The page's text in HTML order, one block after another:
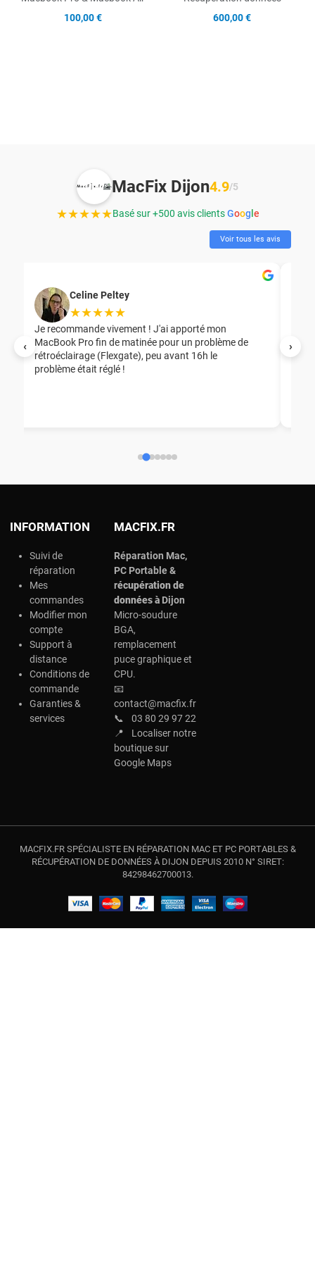
100,00 €
600,00 €
‹ ›
MacFix Dijon4.9/5
★★★★★Basé sur +500 avis clientsGoog e
Voir tous les avis
Celine Peltey
★★★★★
Je recommande vivement ! J'ai apporté mon
MacBook Pro fin de matinée pour un problème de
rétroéclairage (Flexgate), peu avant 16h le
problème était réglé !
INFORMATION
Suivi de
réparation
Mes
commandes
Modifier mon
compte
Support à
distance
Conditions de
commande
Garanties &
services
MACFIX.FR
Réparation Mac,
PC Portable &
récupération de
données àDijon
Micro-soudure
BGA,
remplacement
puce graphique et
CPU.
📧
contact@macfix.fr
📞
03 80 29 97 22
📍
Localiser notre
boutique sur
Google Maps
MACFIX.FR SPÉCIALISTE EN RÉPARATION MAC ET PC PORTABLES &
RÉCUPÉRATION DE DONNÉES À DIJON DEPUIS 2010 N° SIRET:
84298462700013.